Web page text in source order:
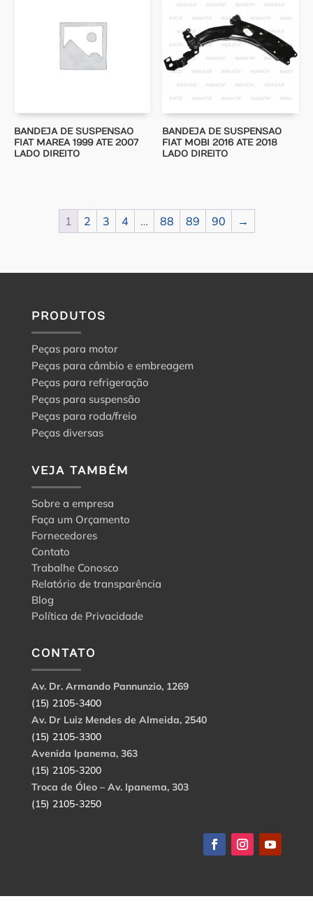
BANDEJA DE SUSPENSAO
FIAT MAREA 1999 ATE 2007
LADO DIREITO
BANDEJA DE SUSPENSAO
FIAT MOBI 2016 ATE 2018
LADO DIREITO
1 2 3 4 … 88 89 90 →
PRODUTOS
Peças para motor
Peças para câmbio e embreagem
Peças para refrigeração
Peças para suspensão
Peças para roda/freio
Peças diversas
VEJA TAMBÉM
Sobre a empresa
Faça um Orçamento
Fornecedores
Contato
Trabalhe Conosco
Relatório de transparência
Blog
Política de Privacidade
CONTATO
Av. Dr. Armando Pannunzio, 1269
(15) 2105-3400
Av. Dr Luiz Mendes de Almeida, 2540
(15) 2105-3300
Avenida Ipanema, 363
(15) 2105-3200
Troca de Óleo – Av. Ipanema, 303
(15) 2105-3250